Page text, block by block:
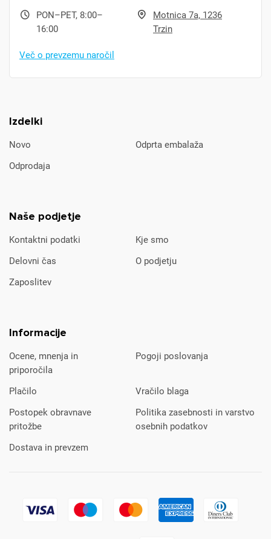
Izdelki
Novo
Odprta embalaža
Odprodaja
Naše podjetje
Kontaktni podatki
Kje smo
Delovni čas
O podjetju
Zaposlitev
Informacije
Ocene, mnenja in
priporočila
Pogoji poslovanja
Plačilo
Vračilo blaga
Postopek obravnave
pritožbe
Politika zasebnosti in varstvo
osebnih podatkov
Dostava in prevzem
PON–PET, 8:00–
16:00
Motnica 7a, 1236
Trzin
Več o prevzemu naročil